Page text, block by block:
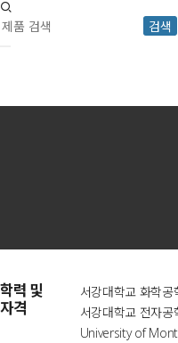
검색
학력 및
자격
서강대학교 화학공
서강대학교 전자공
University of